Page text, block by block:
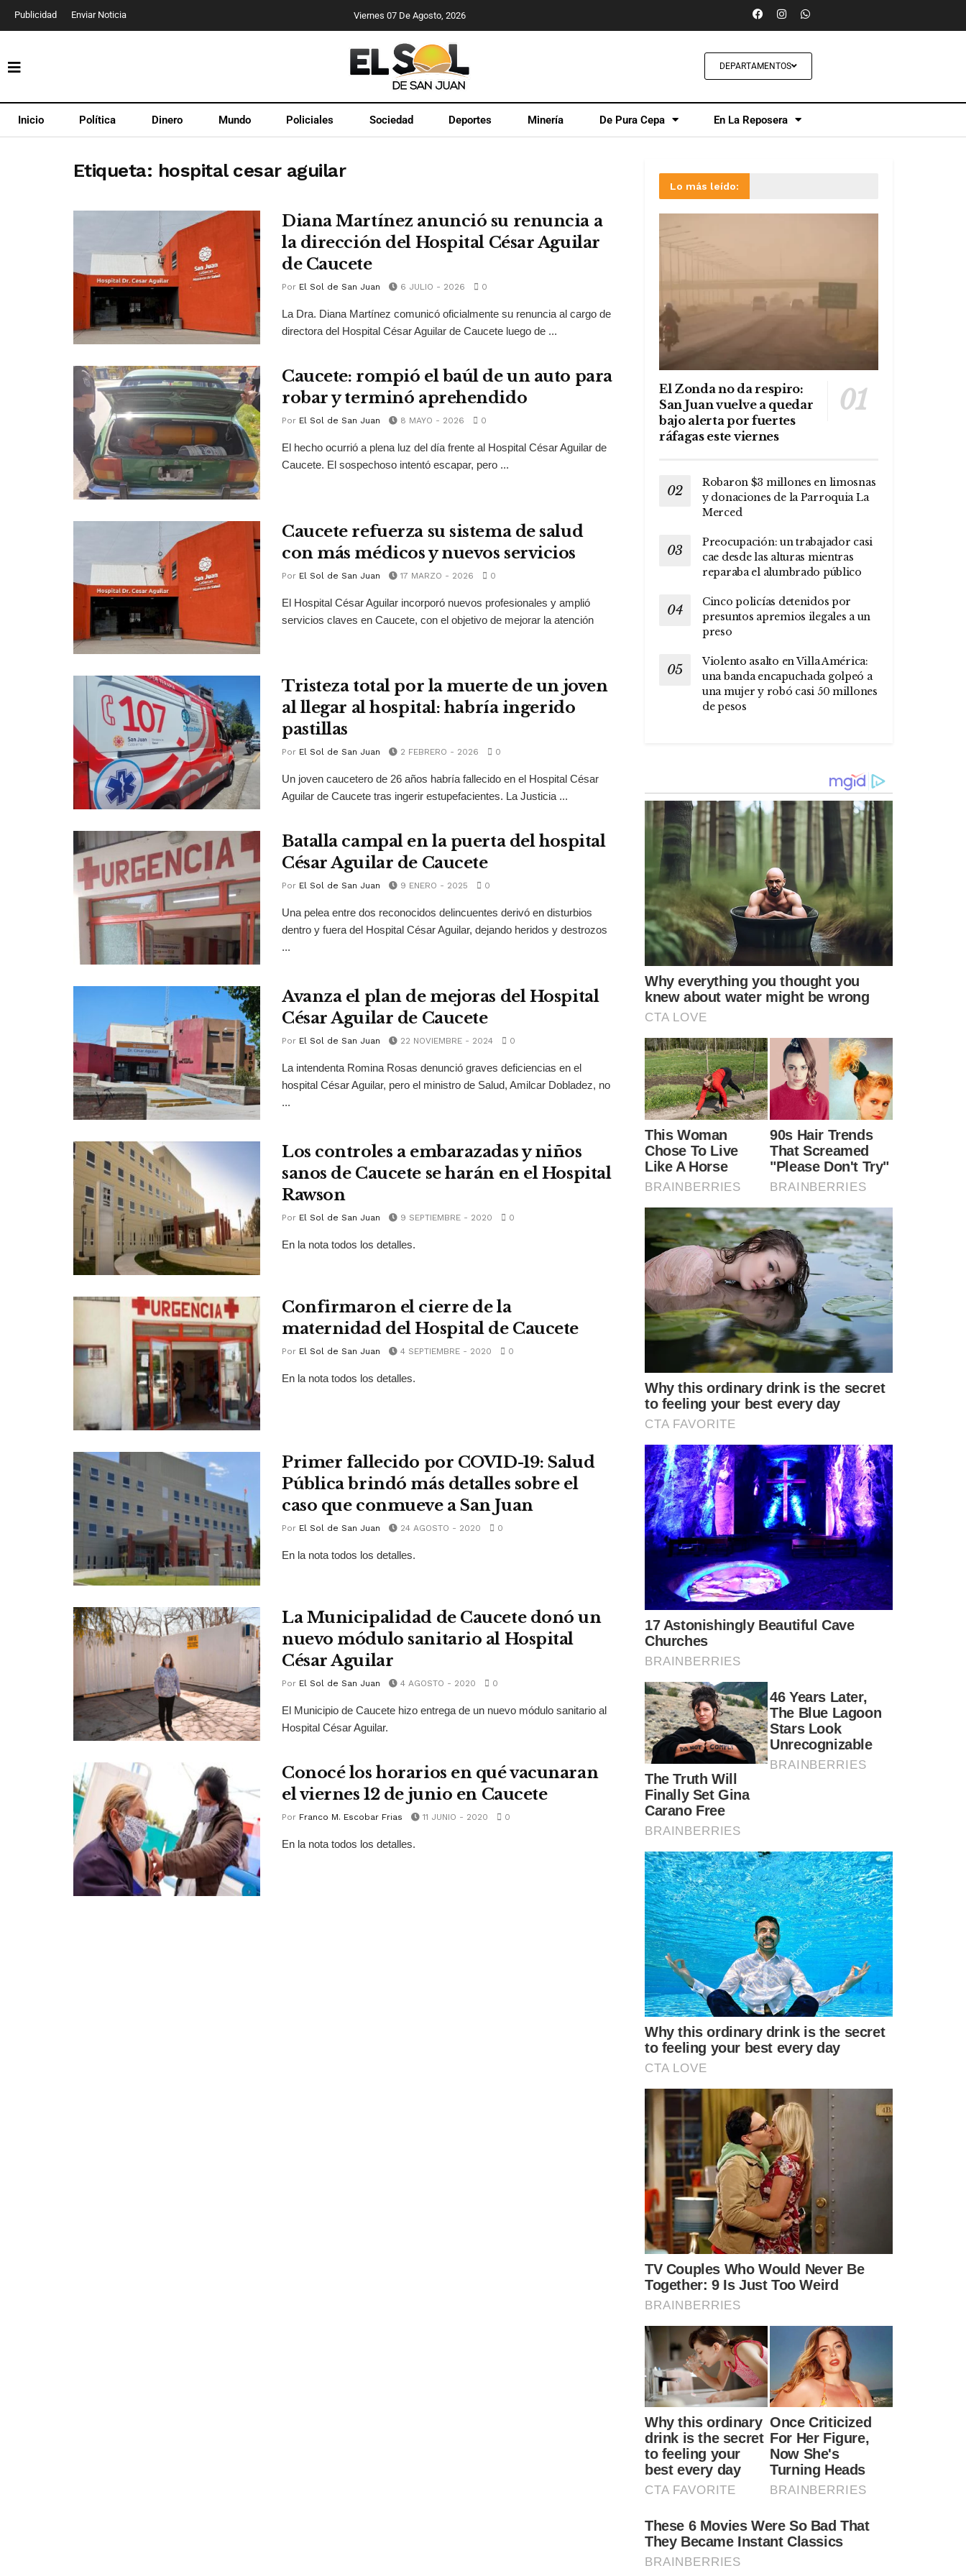
Publicidad Enviar Noticia Viernes 07 De Agosto, 2026
DEPARTAMENTOS
Inicio Política Dinero Mundo Policiales Sociedad Deportes Minería De Pura Cepa En La Reposera
Etiqueta: hospital cesar aguilar
Diana Martínez anunció su renuncia a
la dirección del Hospital César Aguilar
de Caucete
Por El Sol de San Juan 6 JULIO - 2026 0
La Dra. Diana Martínez comunicó oficialmente su renuncia al cargo de
directora del Hospital César Aguilar de Caucete luego de ...
Caucete: rompió el baúl de un auto para
robar y terminó aprehendido
Por El Sol de San Juan 8 MAYO - 2026 0
El hecho ocurrió a plena luz del día frente al Hospital César Aguilar de
Caucete. El sospechoso intentó escapar, pero ...
Caucete refuerza su sistema de salud
con más médicos y nuevos servicios
Por El Sol de San Juan 17 MARZO - 2026 0
El Hospital César Aguilar incorporó nuevos profesionales y amplió
servicios claves en Caucete, con el objetivo de mejorar la atención
Tristeza total por la muerte de un joven
al llegar al hospital: habría ingerido
pastillas
Por El Sol de San Juan 2 FEBRERO - 2026 0
Un joven caucetero de 26 años habría fallecido en el Hospital César
Aguilar de Caucete tras ingerir estupefacientes. La Justicia ...
Batalla campal en la puerta del hospital
César Aguilar de Caucete
Por El Sol de San Juan 9 ENERO - 2025 0
Una pelea entre dos reconocidos delincuentes derivó en disturbios
dentro y fuera del Hospital César Aguilar, dejando heridos y destrozos
...
Avanza el plan de mejoras del Hospital
César Aguilar de Caucete
Por El Sol de San Juan 22 NOVIEMBRE - 2024 0
La intendenta Romina Rosas denunció graves deficiencias en el
hospital César Aguilar, pero el ministro de Salud, Amilcar Dobladez, no
...
Los controles a embarazadas y niños
sanos de Caucete se harán en el Hospital
Rawson
Por El Sol de San Juan 9 SEPTIEMBRE - 2020 0
En la nota todos los detalles.
Confirmaron el cierre de la
maternidad del Hospital de Caucete
Por El Sol de San Juan 4 SEPTIEMBRE - 2020 0
En la nota todos los detalles.
Primer fallecido por COVID-19: Salud
Pública brindó más detalles sobre el
caso que conmueve a San Juan
Por El Sol de San Juan 24 AGOSTO - 2020 0
En la nota todos los detalles.
La Municipalidad de Caucete donó un
nuevo módulo sanitario al Hospital
César Aguilar
Por El Sol de San Juan 4 AGOSTO - 2020 0
El Municipio de Caucete hizo entrega de un nuevo módulo sanitario al
Hospital César Aguilar.
Conocé los horarios en qué vacunaran
el viernes 12 de junio en Caucete
Por Franco M. Escobar Frias 11 JUNIO - 2020 0
En la nota todos los detalles.
Lo más leído:
El Zonda no da respiro:
San Juan vuelve a quedar
bajo alerta por fuertes
ráfagas este viernes
Robaron $3 millones en limosnas
y donaciones de la Parroquia La
Merced
Preocupación: un trabajador casi
cae desde las alturas mientras
reparaba el alumbrado público
Cinco policías detenidos por
presuntos apremios ilegales a un
preso
Violento asalto en Villa América:
una banda encapuchada golpeó a
una mujer y robó casi 50 millones
de pesos